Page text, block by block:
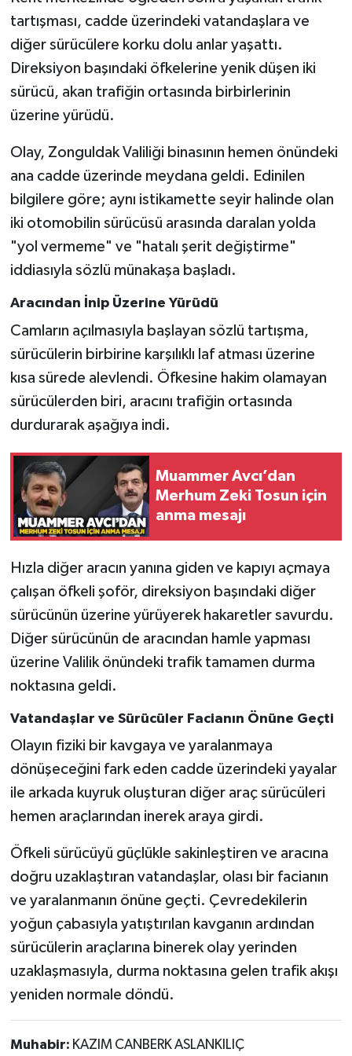
tartışması, cadde üzerindeki vatandaşlara ve
diğer sürücülere korku dolu anlar yaşattı.
Direksiyon başındaki öfkelerine yenik düşen iki
sürücü, akan trafiğin ortasında birbirlerinin
üzerine yürüdü.
Olay, Zonguldak Valiliği binasının hemen önündeki
ana cadde üzerinde meydana geldi. Edinilen
bilgilere göre; aynı istikamette seyir halinde olan
iki otomobilin sürücüsü arasında daralan yolda
"yol vermeme" ve "hatalı şerit değiştirme"
iddiasıyla sözlü münakaşa başladı.
Aracından İnip Üzerine Yürüdü
Camların açılmasıyla başlayan sözlü tartışma,
sürücülerin birbirine karşılıklı laf atması üzerine
kısa sürede alevlendi. Öfkesine hakim olamayan
sürücülerden biri, aracını trafiğin ortasında
durdurarak aşağıya indi.
Muammer Avcı’dan
Merhum Zeki Tosun için
anma mesajı
Hızla diğer aracın yanına giden ve kapıyı açmaya
çalışan öfkeli şoför, direksiyon başındaki diğer
sürücünün üzerine yürüyerek hakaretler savurdu.
Diğer sürücünün de aracından hamle yapması
üzerine Valilik önündeki trafik tamamen durma
noktasına geldi.
Vatandaşlar ve Sürücüler Facianın Önüne Geçti
Olayın fiziki bir kavgaya ve yaralanmaya
dönüşeceğini fark eden cadde üzerindeki yayalar
ile arkada kuyruk oluşturan diğer araç sürücüleri
hemen araçlarından inerek araya girdi.
Öfkeli sürücüyü güçlükle sakinleştiren ve aracına
doğru uzaklaştıran vatandaşlar, olası bir facianın
ve yaralanmanın önüne geçti. Çevredekilerin
yoğun çabasıyla yatıştırılan kavganın ardından
sürücülerin araçlarına binerek olay yerinden
uzaklaşmasıyla, durma noktasına gelen trafik akışı
yeniden normale döndü.
Muhabir: KAZIM CANBERK ASLANKILIÇ
Gökçebey
GÜNDEM
İş ilanı
Kilimli
Kültür - Sanat
Politika
Röportaj
Sağlık
Spor
Ulusal